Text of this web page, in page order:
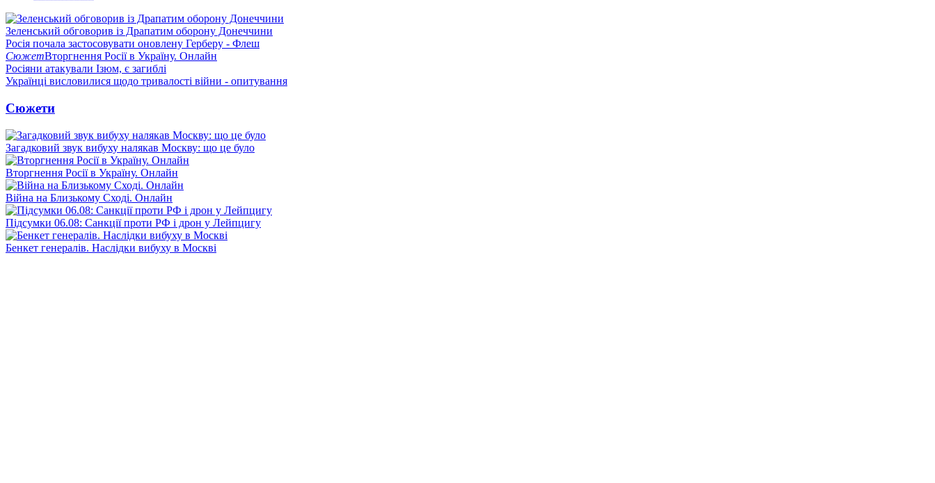
Зеленський обговорив із Драпатим оборону Донеччини
Росія почала застосовувати оновлену Герберу - Флеш
СюжетВторгнення Росії в Україну. Онлайн
Росіяни атакували Ізюм, є загиблі
Українці висловилися щодо тривалості війни - опитування
Сюжети
Загадковий звук вибуху налякав Москву: що це було
Вторгнення Росії в Україну. Онлайн
Війна на Близькому Сході. Онлайн
Підсумки 06.08: Санкції проти РФ і дрон у Лейпцигу
Бенкет генералів. Наслідки вибуху в Москві